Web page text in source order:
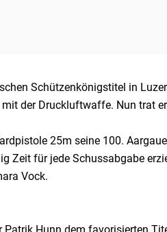
Schützenkönigstitel in
der Druckluftwaffe. Nun trat
25m seine 100.
Zeit für jede Schussabgabe
Vock.